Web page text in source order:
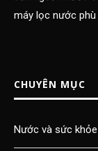
máy lọc nước phù
CHUYÊN MỤC
Nước và sức khỏe